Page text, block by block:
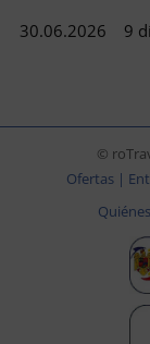
30.06.2026 9
©
Ofertas |